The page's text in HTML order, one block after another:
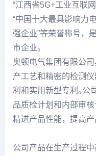
“江西省5G+工业互联
“中国十大最具影响力
强企业”等荣誉称号，
市企业。
奥顿电气集团有限公
产工艺和精密的检测
利和实用新型专利｡公
品质检计划和内部审
精进产品性能，提高产
公司产品在生产过程